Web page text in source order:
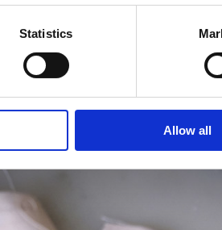
Statistics
Allow all